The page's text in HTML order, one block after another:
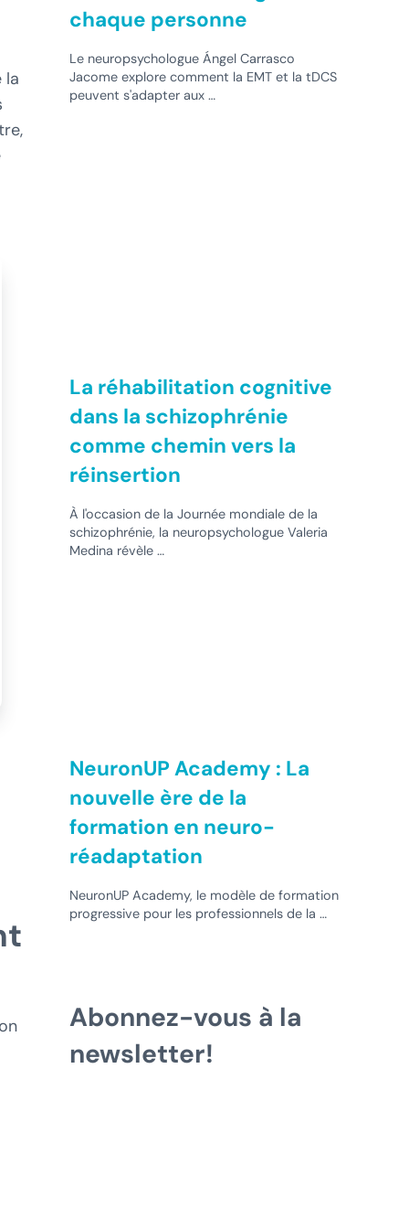
la
chaque personne
Le neuropsychologue Ángel Carrasco
Jacome explore comment la EMT et la tDCS
peuvent s'adapter aux …
La réhabilitation cognitive
dans la schizophrénie
comme chemin vers la
réinsertion
À l'occasion de la Journée mondiale de la
schizophrénie, la neuropsychologue Valeria
Medina révèle …
NeuronUP Academy : La
nouvelle ère de la
formation en neuro-
réadaptation
NeuronUP Academy, le modèle de formation
progressive pour les professionnels de la …
Abonnez-vous à la
newsletter!